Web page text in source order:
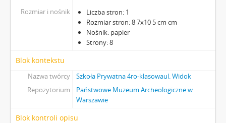
Rozmiar i nośnik
Liczba stron: 1
Rozmiar stron: 8 7x10 5 cm cm
Nośnik: papier
Strony: 8
Blok kontekstu
Nazwa twórcy
Szkoła Prywatna 4ro-klasowaul. Widok
Repozytorium
Państwowe Muzeum Archeologiczne w
Warszawie
Blok kontroli opisu